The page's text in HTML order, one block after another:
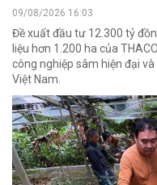
09/08/2026 16:03
Đề xuất đầu tư 12.300 tỷ
liệu hơn 1.200 ha của
công nghiệp sâm hiện đại
Việt Nam.